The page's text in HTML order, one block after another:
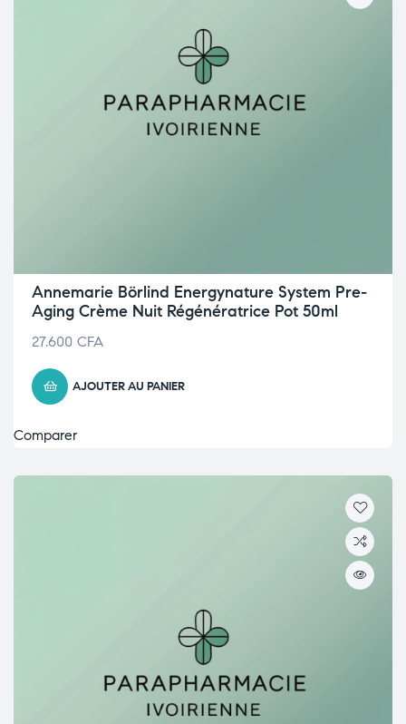
Annemarie Börlind Energynature System Pre-
Aging Crème Nuit Régénératrice Pot 50ml
27.600 CFA
AJOUTER AU PANIER
Comparer